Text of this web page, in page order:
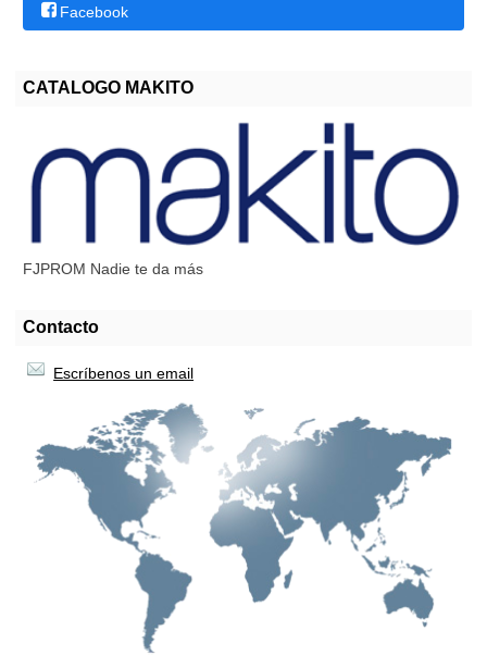
Facebook
CATALOGO MAKITO
FJPROM Nadie te da más
Contacto
Escríbenos un email